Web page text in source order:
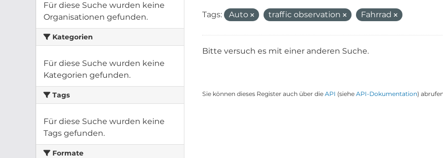
Für diese Suche wurden keine
Organisationen gefunden.
Kategorien
Für diese Suche wurden keine
Kategorien gefunden.
Tags
Für diese Suche wurden keine
Tags gefunden.
Formate
Tags: Auto traffic observation Fahrrad
Bitte versuch es mit einer anderen Suche.
Sie können dieses Register auch über die API (siehe API-Dokumentation)